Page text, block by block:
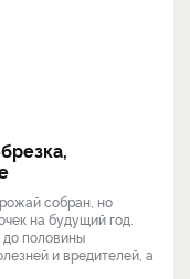
собран, но
на будущий год.
до половины
и вредителей, а